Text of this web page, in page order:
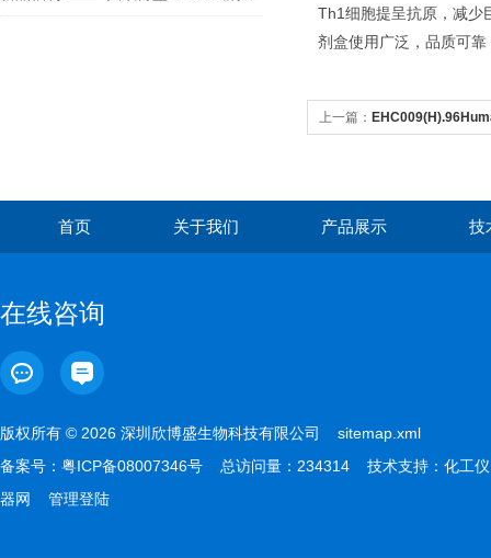
Th1细胞提呈抗原，减少
剂盒使用广泛，品质可
上一篇：
首页 关于我们 产品展示 技
在线咨询
版权所有 © 2026 深圳欣博盛生物科技有限公司 sitemap.xml
备案号： 粤ICP备08007346号 总访问量：234314 技术支持： 化工仪
器网
管理登陆